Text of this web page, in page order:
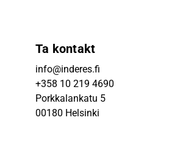
Ta kontakt
info@inderes.fi
+358 10 219 4690
Porkkalankatu 5
00180 Helsinki